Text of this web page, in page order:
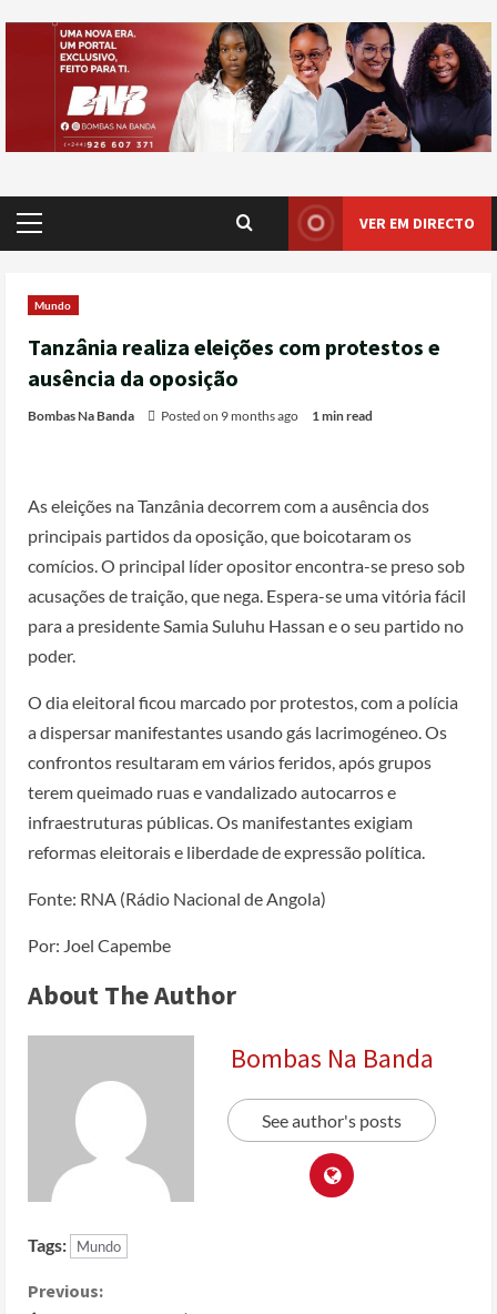
VER EM DIRECTO
Mundo
Tanzânia realiza eleições com protestos e
ausência da oposição
Bombas Na Banda Posted on 9 months ago 1 min read
As eleições na Tanzânia decorrem com a ausência dos
principais partidos da oposição, que boicotaram os
comícios. O principal líder opositor encontra-se preso sob
acusações de traição, que nega. Espera-se uma vitória fácil
para a presidente Samia Suluhu Hassan e o seu partido no
poder.
O dia eleitoral ficou marcado por protestos, com a polícia
a dispersar manifestantes usando gás lacrimogéneo. Os
confrontos resultaram em vários feridos, após grupos
terem queimado ruas e vandalizado autocarros e
infraestruturas públicas. Os manifestantes exigiam
reformas eleitorais e liberdade de expressão política.
Fonte: RNA (Rádio Nacional de Angola)
Por: Joel Capembe
About The Author
Bombas Na Banda
See author's posts
Tags: Mundo
Previous: